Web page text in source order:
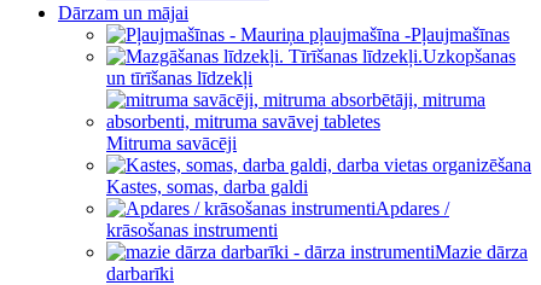
Dārzam un mājai
Pļaujmašīnas
Uzkopšanas
un tīrīšanas līdzekļi
Mitruma savācēji
Kastes, somas, darba galdi
Apdares /
krāsošanas instrumenti
Mazie dārza
darbarīki